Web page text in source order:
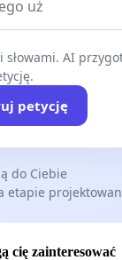
słowami. AI
petycję
do Ciebie
etapie
cię zainteresować